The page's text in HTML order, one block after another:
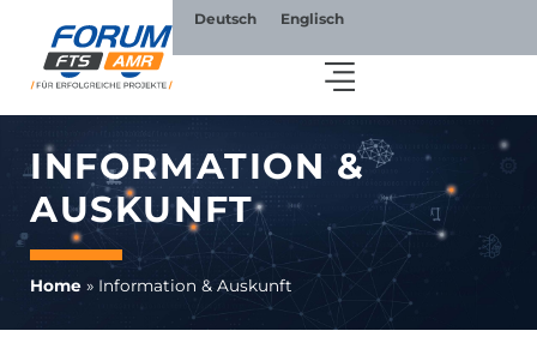
Deutsch Englisch
INFORMATION &
AUSKUNFT
Home » Information & Auskunft